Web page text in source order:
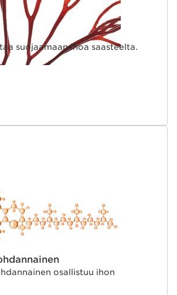
suojaamaan ihoa saasteelta.
osallistuu ihon